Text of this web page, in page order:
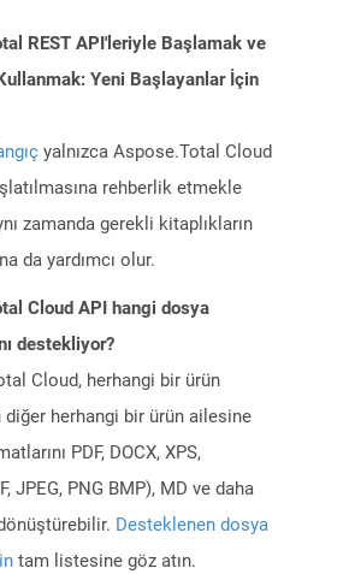
REST API'leriyle Başlamak ve
Yeni Başlayanlar İçin
yalnızca Aspose.Total Cloud
rehberlik etmekle
zamanda gerekli kitaplıkların
da yardımcı olur.
Cloud API hangi dosya
destekliyor?
Cloud, herhangi bir ürün
herhangi bir ürün ailesine
PDF, DOCX, XPS,
JPEG, PNG BMP), MD ve daha
Desteklenen dosya
tam listesine göz atın.